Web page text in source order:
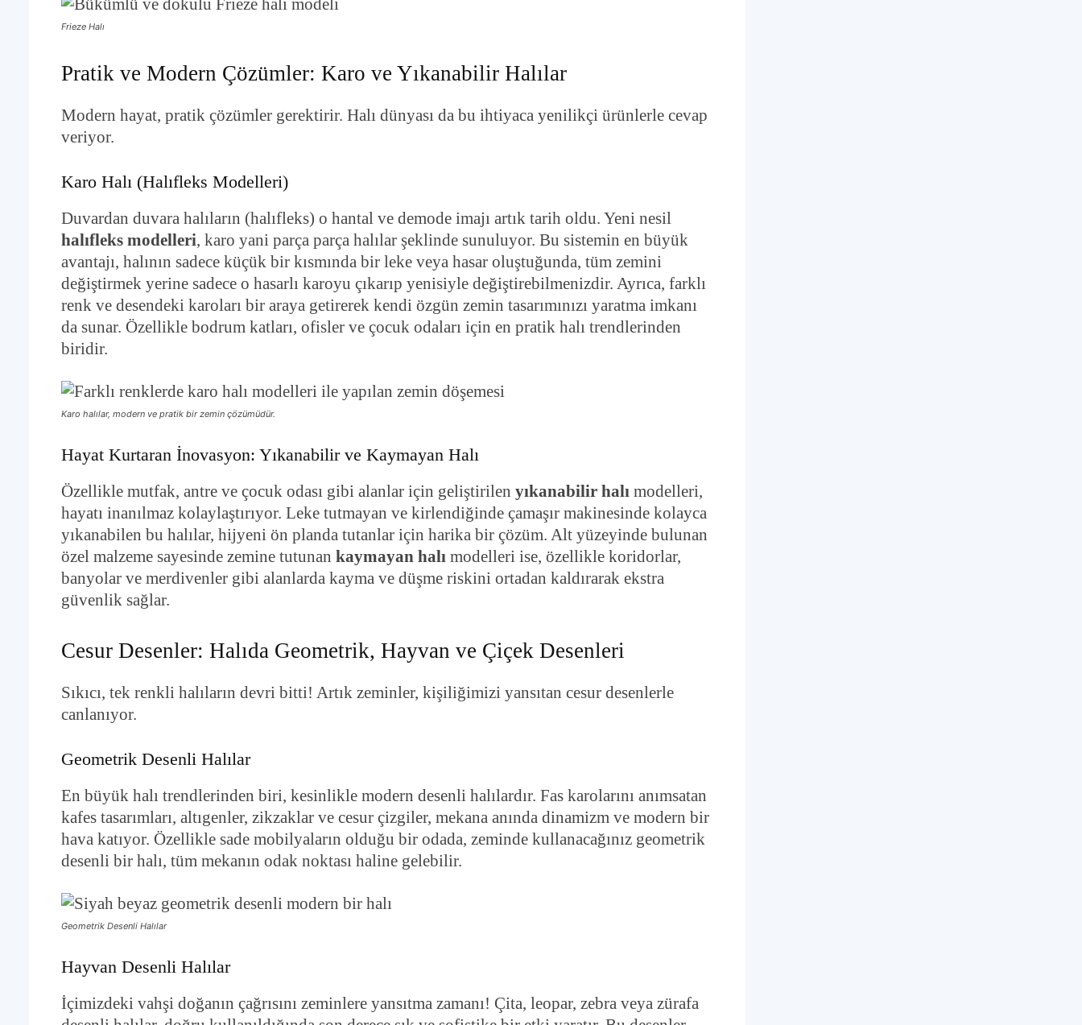
Frieze Halı
Pratik ve Modern Çözümler: Karo ve Yıkanabilir Halılar
Modern hayat, pratik çözümler gerektirir. Halı dünyası da bu ihtiyaca yenilikçi ürünlerle cevap
veriyor.
Karo Halı (Halıfleks Modelleri)
Duvardan duvara halıların (halıfleks) o hantal ve demode imajı artık tarih oldu. Yeni nesil
halıfleks modelleri, karo yani parça parça halılar şeklinde sunuluyor. Bu sistemin en büyük
avantajı, halının sadece küçük bir kısmında bir leke veya hasar oluştuğunda, tüm zemini
değiştirmek yerine sadece o hasarlı karoyu çıkarıp yenisiyle değiştirebilmenizdir. Ayrıca, farklı
renk ve desendeki karoları bir araya getirerek kendi özgün zemin tasarımınızı yaratma imkanı
da sunar. Özellikle bodrum katları, ofisler ve çocuk odaları için en pratik halı trendlerinden
biridir.
Karo halılar, modern ve pratik bir zemin çözümüdür.
Hayat Kurtaran İnovasyon: Yıkanabilir ve Kaymayan Halı
Özellikle mutfak, antre ve çocuk odası gibi alanlar için geliştirilen yıkanabilir halı modelleri,
hayatı inanılmaz kolaylaştırıyor. Leke tutmayan ve kirlendiğinde çamaşır makinesinde kolayca
yıkanabilen bu halılar, hijyeni ön planda tutanlar için harika bir çözüm. Alt yüzeyinde bulunan
özel malzeme sayesinde zemine tutunan kaymayan halı modelleri ise, özellikle koridorlar,
banyolar ve merdivenler gibi alanlarda kayma ve düşme riskini ortadan kaldırarak ekstra
güvenlik sağlar.
Cesur Desenler: Halıda Geometrik, Hayvan ve Çiçek Desenleri
Sıkıcı, tek renkli halıların devri bitti! Artık zeminler, kişiliğimizi yansıtan cesur desenlerle
canlanıyor.
Geometrik Desenli Halılar
En büyük halı trendlerinden biri, kesinlikle modern desenli halılardır. Fas karolarını anımsatan
kafes tasarımları, altıgenler, zikzaklar ve cesur çizgiler, mekana anında dinamizm ve modern bir
hava katıyor. Özellikle sade mobilyaların olduğu bir odada, zeminde kullanacağınız geometrik
desenli bir halı, tüm mekanın odak noktası haline gelebilir.
Geometrik Desenli Halılar
Hayvan Desenli Halılar
İçimizdeki vahşi doğanın çağrısını zeminlere yansıtma zamanı! Çita, leopar, zebra veya zürafa